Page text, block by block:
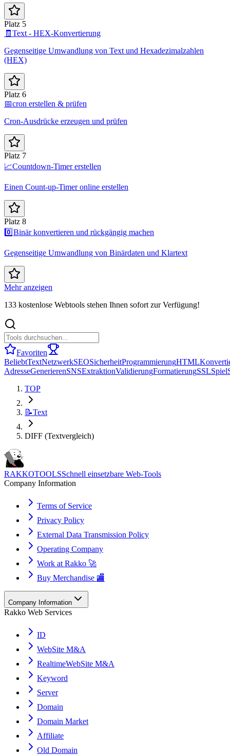
Platz 5
🧾 Text - HEX-Konvertierung
Gegenseitige Umwandlung von Text und Hexadezimalzahlen
(HEX)
Platz 6
📅cron erstellen & prüfen
Cron-Ausdrücke erzeugen und prüfen
Platz 7
📈Countdown-Timer erstellen
Einen Count-up-Timer online erstellen
Platz 8
0️⃣Binär konvertieren und rückgängig machen
Gegenseitige Umwandlung von Binärdaten und Klartext
Mehr anzeigen
133 kostenlose Webtools stehen Ihnen sofort zur Verfügung!
Favoriten
BeliebtTextNetzwerkSEOSicherheitProgrammierungHTML
AdresseGenerierenSNSExtraktionValidierungFormatierungSSLSpiel
TOP
📝Text
DIFF (Textvergleich)
RAKKOTOOLSSchnell einsetzbare Web-Tools
Company Information
Terms of Service
Privacy Policy
External Data Transmission Policy
Operating Company
Work at Rakko 🚀
Buy Merchandise 🏬
Company Information
Rakko Web Services
ID
WebSite M&A
RealtimeWebSite M&A
Keyword
Server
Domain
Domain Market
Affiliate
Old Domain